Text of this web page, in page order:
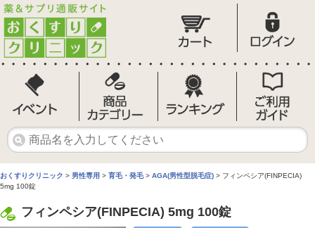
おくすりクリニック > 男性専用 > 育毛・発毛> AGA(男性型脱毛症) > フィンペシア(FINPECIA)
5mg 100錠
フィンペシア(FINPECIA) 5mg 100錠